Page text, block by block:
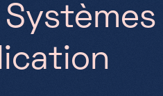
Systèmes
ication